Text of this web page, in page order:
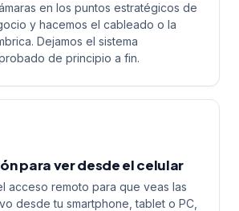
en los puntos estratégicos de
y hacemos el cableado o la
Dejamos el sistema
de principio a fin.
para ver desde el celular
acceso remoto para que veas las
desde tu smartphone, tablet o PC,